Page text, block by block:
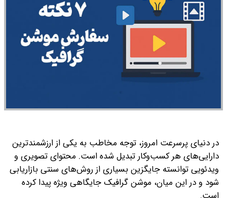
در دنیای پرسرعت امروز، توجه مخاطب به یکی از ارزشمندترین
دارایی‌های هر کسب‌وکار تبدیل شده است. محتوای تصویری و
ویدئویی توانسته جایگزین بسیاری از روش‌های سنتی بازاریابی
شود و در این میان، موشن گرافیک جایگاهی ویژه پیدا کرده